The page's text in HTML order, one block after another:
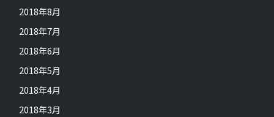
2018年8月
2018年7月
2018年6月
2018年5月
2018年4月
2018年3月